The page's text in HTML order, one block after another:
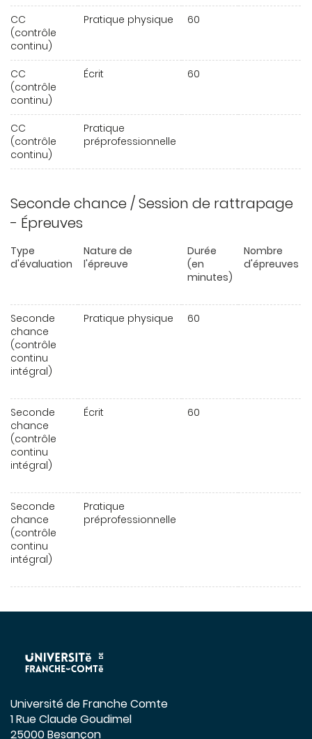
CC
(contrôle
continu)
Pratique physique 60
CC
(contrôle
continu)
Écrit 60
CC
(contrôle
continu)
Pratique
préprofessionnelle
Seconde chance / Session de rattrapage
- Épreuves
Type
d'évaluation
Nature de
l'épreuve
Durée
(en
minutes)
Nombre
d'épreuves
Seconde
chance
(contrôle
continu
intégral)
Pratique physique 60
Seconde
chance
(contrôle
continu
intégral)
Écrit 60
Seconde
chance
(contrôle
continu
intégral)
Pratique
préprofessionnelle
Université de Franche Comte
1 Rue Claude Goudimel
25000 Besançon